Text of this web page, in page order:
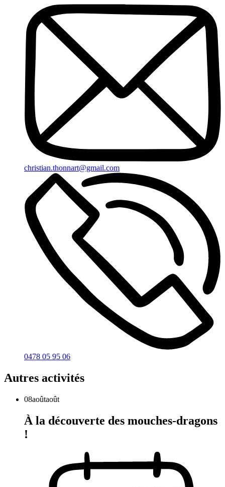
christian.thonnart@gmail.com
0478 05 95 06
Autres activités
08aoûtaoût
À la découverte des mouches-dragons
!